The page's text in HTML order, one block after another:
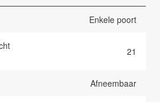
Enkele poort
21
Afneembaar